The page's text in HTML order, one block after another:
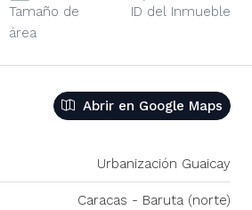
Tamaño de
área
ID del Inmueble
Abrir en Google Maps
Urbanización Guaicay
Caracas - Baruta (norte)